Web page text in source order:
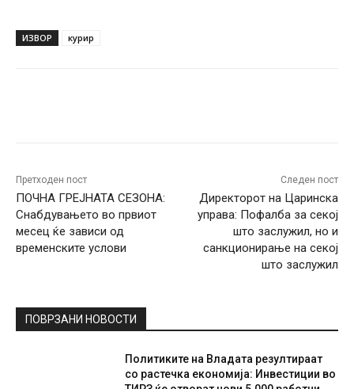
ИЗВОР курир
Претходен пост
ПОЧНА ГРЕЈНАТА СЕЗОНА:
Снабдувањето во првиот
месец ќе зависи од
временските услови
Следен пост
Директорот на Царинска
управа: Пофалба за секој
што заслужил, но и
санкционирање на секој
што заслужил
ПОВРЗАНИ НОВОСТИ
Политиките на Владата резултираат
со растечка економија: Инвестиции во